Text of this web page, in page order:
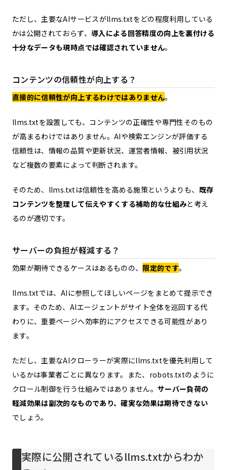
ただし、主要なAIサービスがllms.txtをどの程度利用している
かは公開されておらず、 導入による回答精度の向上を裏付ける
十分なデータも現時点では確認されていません。
コンテンツの信頼性が向上する？
直接的に信頼性が向上するわけではありません。
llms.txtを設置しても、コンテンツの正確性や専門性そのもの
が高まるわけではありません。AIや検索エンジンが評価する
信頼性は、情報の品質や更新状況、運営者情報、被引用状況
など複数の要素によって判断されます。
そのため、llms.txtは信頼性を高める施策というよりも、 既存
コンテンツを整理して伝えやすくする補助的な仕組みと考え
るのが適切です。
サーバーの負担が軽減する？
効果が期待できるケースはあるものの、 限定的です。
llms.txtでは、AIに参照してほしいページをまとめて提示でき
ます。そのため、AIエージェントがサイト全体を巡回する代
わりに、重要ページへ効率的にアクセスできる可能性があり
ます。
ただし、主要なAIクローラーが実際にllms.txtを優先利用して
いるかは事業者ごとに異なります。また、robots.txtのように
クロール制御を行う仕組みではありません。 サーバー負荷の
軽減効果は副次的なものであり、確実な効果は期待できない
でしょう。
実際に公開されているllms.txtからわか